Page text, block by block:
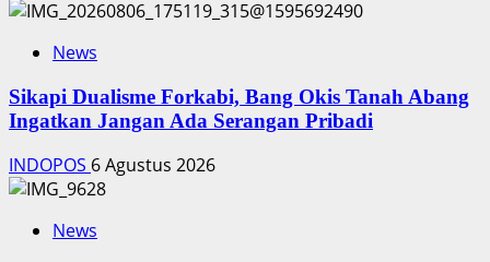
News
Sikapi Dualisme Forkabi, Bang Okis Tanah Abang
Ingatkan Jangan Ada Serangan Pribadi
INDOPOS 6 Agustus 2026
News